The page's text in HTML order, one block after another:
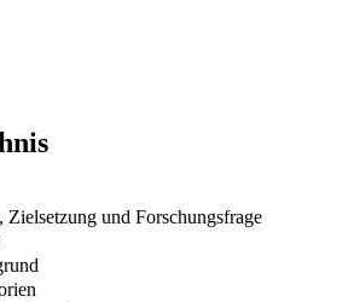
Zielsetzung und Forschungsfrage